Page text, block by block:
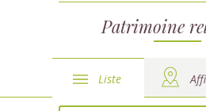
Patrimoine
Liste